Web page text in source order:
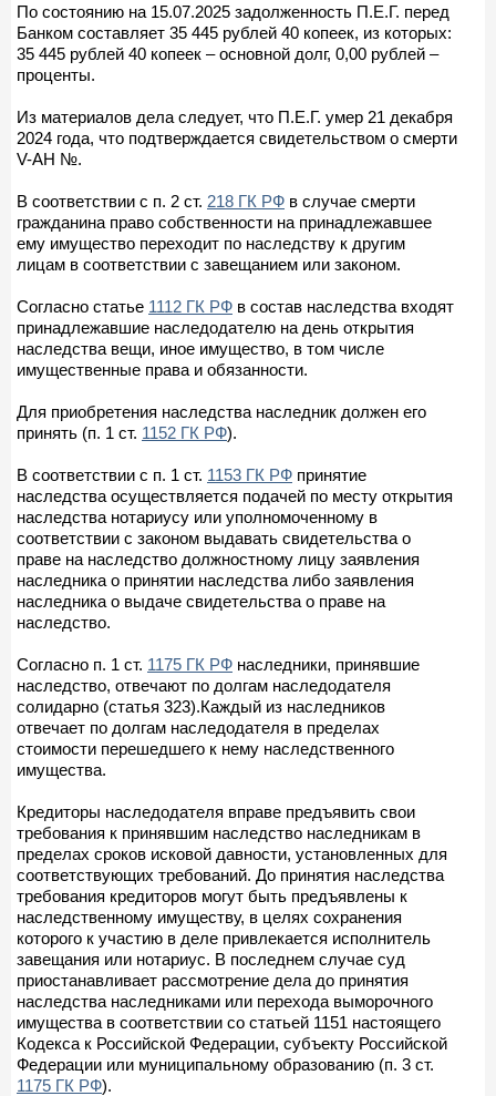
По состоянию на 15.07.2025 задолженность П.Е.Г. перед
Банком составляет 35 445 рублей 40 копеек, из которых:
35 445 рублей 40 копеек – основной долг, 0,00 рублей –
проценты.
Из материалов дела следует, что П.Е.Г. умер 21 декабря
2024 года, что подтверждается свидетельством о смерти
V-AH №.
В соответствии с п. 2 ст. 218 ГК РФ в случае смерти
гражданина право собственности на принадлежавшее
ему имущество переходит по наследству к другим
лицам в соответствии с завещанием или законом.
Согласно статье 1112 ГК РФ в состав наследства входят
принадлежавшие наследодателю на день открытия
наследства вещи, иное имущество, в том числе
имущественные права и обязанности.
Для приобретения наследства наследник должен его
принять (п. 1 ст. 1152 ГК РФ).
В соответствии с п. 1 ст. 1153 ГК РФ принятие
наследства осуществляется подачей по месту открытия
наследства нотариусу или уполномоченному в
соответствии с законом выдавать свидетельства о
праве на наследство должностному лицу заявления
наследника о принятии наследства либо заявления
наследника о выдаче свидетельства о праве на
наследство.
Согласно п. 1 ст. 1175 ГК РФ наследники, принявшие
наследство, отвечают по долгам наследодателя
солидарно (статья 323).Каждый из наследников
отвечает по долгам наследодателя в пределах
стоимости перешедшего к нему наследственного
имущества.
Кредиторы наследодателя вправе предъявить свои
требования к принявшим наследство наследникам в
пределах сроков исковой давности, установленных для
соответствующих требований. До принятия наследства
требования кредиторов могут быть предъявлены к
наследственному имуществу, в целях сохранения
которого к участию в деле привлекается исполнитель
завещания или нотариус. В последнем случае суд
приостанавливает рассмотрение дела до принятия
наследства наследниками или перехода выморочного
имущества в соответствии со статьей 1151 настоящего
Кодекса к Российской Федерации, субъекту Российской
Федерации или муниципальному образованию (п. 3 ст.
1175 ГК РФ).